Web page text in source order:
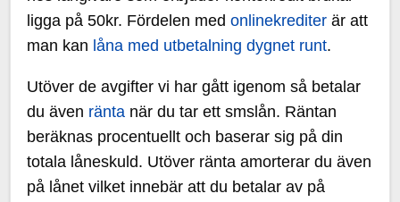
ligga på 50kr. Fördelen medonlinekrediter är att
man kan låna med utbetalning dygnet runt.
Utöver de avgifter vi har gått igenom så betalar
du även ränta när du tar ett smslån. Räntan
beräknas procentuellt och baserar sig på din
totala låneskuld. Utöver ränta amorterar du även
på lånet vilket innebär att du betalar av på